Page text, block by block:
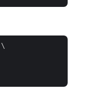
\